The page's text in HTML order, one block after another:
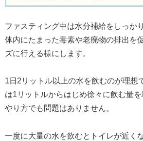
ファスティング中は水分補給をしっか
体内にたまった毒素や老廃物の排出を
ズに行える様にします。
1日2リットル以上の水を飲むのが理想
は1リットルからはじめ徐々に飲む量
やり方でも問題はありません。
一度に大量の水を飲むとトイレが近く